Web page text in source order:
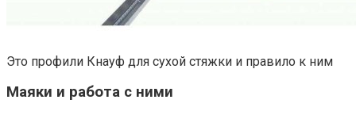
Это профили Кнауф для сухой стяжки и правило к ним
Маяки и работа с ними